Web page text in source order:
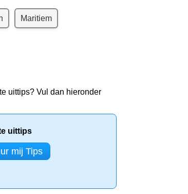
Maritiem
uittips? Vul dan hieronder
uittips